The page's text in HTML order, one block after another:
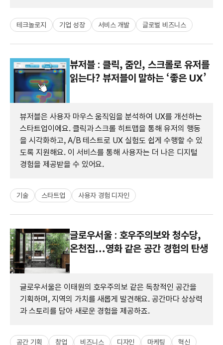
테크놀로지 기업 성장 서비스 개발 글로벌 비즈니스
뷰저블 : 클릭, 줌인, 스크롤로 유저를
읽는다? 뷰저블이 말하는 ‘좋은 UX’
뷰저블은 사용자 마우스 움직임을 분석하여 UX를 개선하는
스타트업이에요. 클릭과 스크롤 히트맵을 통해 유저의 행동
을 시각화하고, A/B 테스트로 UX 실험도 쉽게 수행할 수 있
도록 지원해요. 이 서비스를 통해 사용자는 더 나은 디지털
경험을 제공받을 수 있어요.
기술 스타트업 사용자 경험 디자인
글로우서울 : 호우주의보와 청수당,
온천집...영화 같은 공간 경험의 탄생
글로우서울은 이태원의 호우주의보 같은 독창적인 공간을
기획하며, 지역의 가치를 새롭게 발견해요. 공간마다 상상력
과 스토리를 담아 새로운 경험을 제공하죠.
공간 기획 창업 비즈니스 디자인 마케팅 혁신